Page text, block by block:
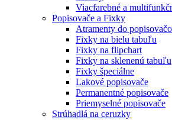
Viacfarebné a
Popisovače a Fixky
Atramenty do
Fixky na bielu tabuľu
Fixky na flipchart
Fixky na sklenenú tabuľu
Fixky špeciálne
Lakové popisovače
Permanentné popisovače
Priemyselné popisovače
Strúhadlá na ceruzky